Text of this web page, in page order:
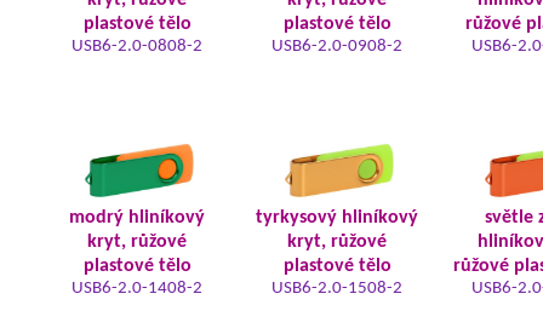
plastové tělo
USB6-2.0-0808-2
plastové tělo
USB6-2.0-0908-2
růžové
USB6-
modrý hliníkový
kryt, růžové
plastové tělo
USB6-2.0-1408-2
tyrkysový hliníkový
kryt, růžové
plastové tělo
USB6-2.0-1508-2
světle
růžové
USB6-